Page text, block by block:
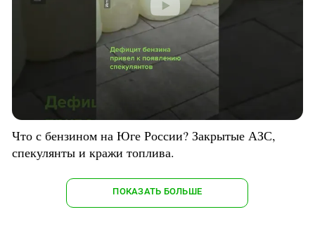
Что с бензином на Юге России? Закрытые АЗС,
спекулянты и кражи топлива.
ПОКАЗАТЬ БОЛЬШЕ